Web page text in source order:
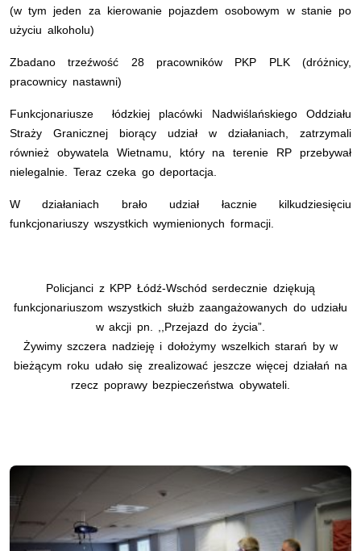
(w tym jeden za kierowanie pojazdem osobowym w stanie po
użyciu alkoholu)
Zbadano trzeźwość 28 pracowników PKP PLK (dróżnicy,
pracownicy nastawni)
Funkcjonariusze łódzkiej placówki Nadwiślańskiego Oddziału
Straży Granicznej biorący udział w działaniach, zatrzymali
również obywatela Wietnamu, który na terenie RP przebywał
nielegalnie. Teraz czeka go deportacja.
W działaniach brało udział łacznie kilkudziesięciu
funkcjonariuszy wszystkich wymienionych formacji.
Policjanci z KPP Łódź-Wschód serdecznie dziękują
funkcjonariuszom wszystkich służb zaangażowanych do udziału
w akcji pn. ,,Przejazd do życia”.
Żywimy szczera nadzieję i dołożymy wszelkich starań by w
bieżącym roku udało się zrealizować jeszcze więcej działań na
rzecz poprawy bezpieczeństwa obywateli.